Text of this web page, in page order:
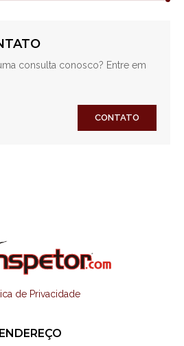
consulta conosco? Entre em
CONTATO
de Privacidade
ENDEREÇO